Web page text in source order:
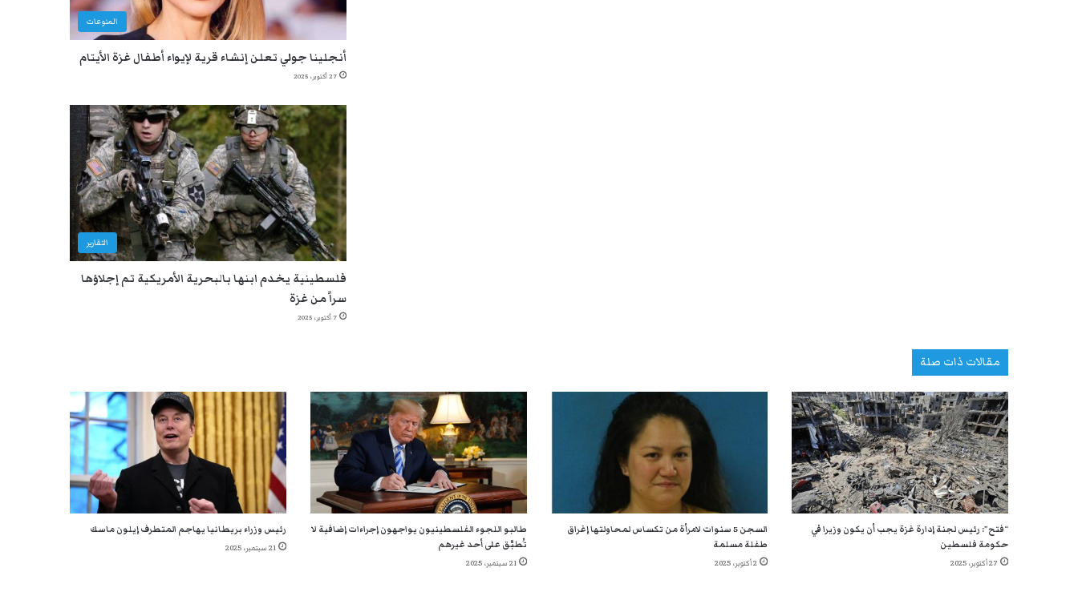
المنوعات
أنجلينا جولي تعلن إنشاء قرية لإيواء أطفال غزة الأيتام
27 أكتوبر، 2025
التقارير
فلسطينية يخدم ابنها بالبحرية الأمريكية تم إجلاؤها
سراً من غزة
7 أكتوبر، 2025
مقالات ذات صلة
“فتح”: رئيس لجنة إدارة غزة يجب أن يكون وزيرا في
حكومة فلسطين
27 أكتوبر، 2025
السجن 5 سنوات لامرأة من تكساس لمحاولتها إغراق
طفلة مسلمة
2 أكتوبر، 2025
طالبو اللجوء الفلسطينيون يواجهون إجراءات إضافية لا
تُطبَّق على أحد غيرهم
21 سبتمبر، 2025
رئيس وزراء بريطانيا يهاجم المتطرف إيلون ماسك
21 سبتمبر، 2025